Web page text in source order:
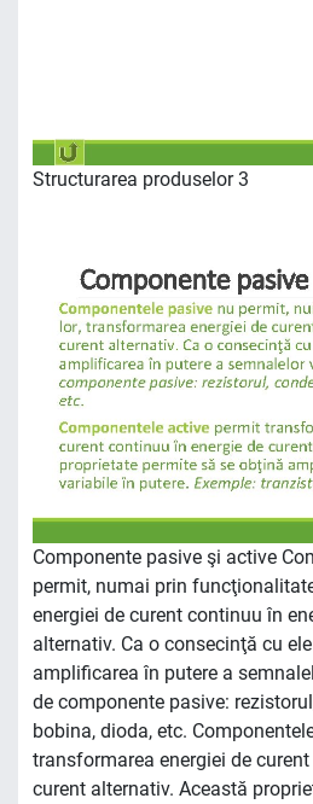
Structurarea produselor 3
Componente pasive şi active
permit, numai prin
energiei de curent continuu în
alternativ. Ca o consecinţă cu
amplificarea în putere a
de componente pasive:
bobina, dioda, etc.
transformarea energiei de
curent alternativ. Această